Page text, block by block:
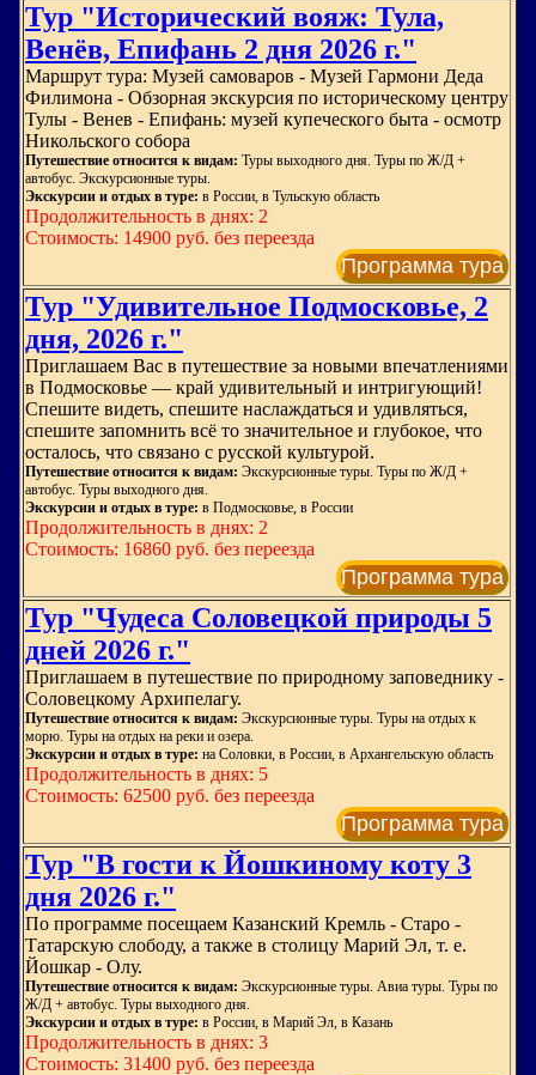
Тур "Исторический вояж: Тула,
Венёв, Епифань 2 дня 2026 г."
Маршрут тура: Музей самоваров - Музей Гармони Деда
Филимона - Обзорная экскурсия по историческому центру
Тулы - Венев - Епифань: музей купеческого быта - осмотр
Никольского собора
Путешествие относится к видам: Туры выходного дня. Туры по Ж/Д +
автобус. Экскурсионные туры.
Экскурсии и отдых в туре: в России, в Тульскую область
Продолжительность в днях: 2
Стоимость: 14900 руб. без переезда
Программа тура
Тур "Удивительное Подмосковье, 2
дня, 2026 г."
Приглашаем Вас в путешествие за новыми впечатлениями
в Подмосковье — край удивительный и интригующий!
Спешите видеть, спешите наслаждаться и удивляться,
спешите запомнить всё то значительное и глубокое, что
осталось, что связано с русской культурой.
Путешествие относится к видам: Экскурсионные туры. Туры по Ж/Д +
автобус. Туры выходного дня.
Экскурсии и отдых в туре: в Подмосковье, в России
Продолжительность в днях: 2
Стоимость: 16860 руб. без переезда
Программа тура
Тур "Чудеса Соловецкой природы 5
дней 2026 г."
Приглашаем в путешествие по природному заповеднику -
Соловецкому Архипелагу.
Путешествие относится к видам: Экскурсионные туры. Туры на отдых к
морю. Туры на отдых на реки и озера.
Экскурсии и отдых в туре: на Соловки, в России, в Архангельскую область
Продолжительность в днях: 5
Стоимость: 62500 руб. без переезда
Программа тура
Тур "В гости к Йошкиному коту 3
дня 2026 г."
По программе посещаем Казанский Кремль - Старо -
Татарскую слободу, а также в столицу Марий Эл, т. е.
Йошкар - Олу.
Путешествие относится к видам: Экскурсионные туры. Авиа туры. Туры по
Ж/Д + автобус. Туры выходного дня.
Экскурсии и отдых в туре: в России, в Марий Эл, в Казань
Продолжительность в днях: 3
Стоимость: 31400 руб. без переезда